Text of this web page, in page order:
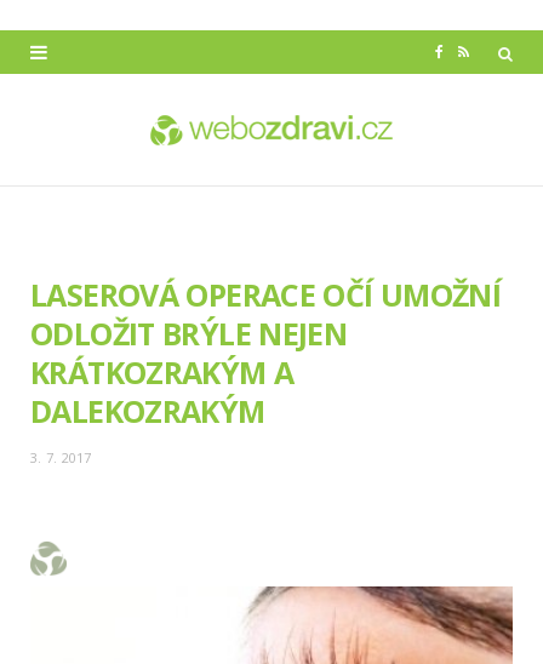
R
LASEROVÁ OPERACE OČÍ UMOŽNÍ
ODLOŽIT BRÝLE NEJEN
KRÁTKOZRAKÝM A
DALEKOZRAKÝM
3. 7. 2017